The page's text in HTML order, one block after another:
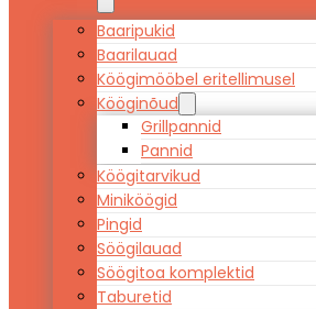
Baaripukid
Baarilauad
Köögimööbel eritellimusel
Kööginõud
Grillpannid
Pannid
Köögitarvikud
Miniköögid
Pingid
Söögilauad
Söögitoa komplektid
Taburetid